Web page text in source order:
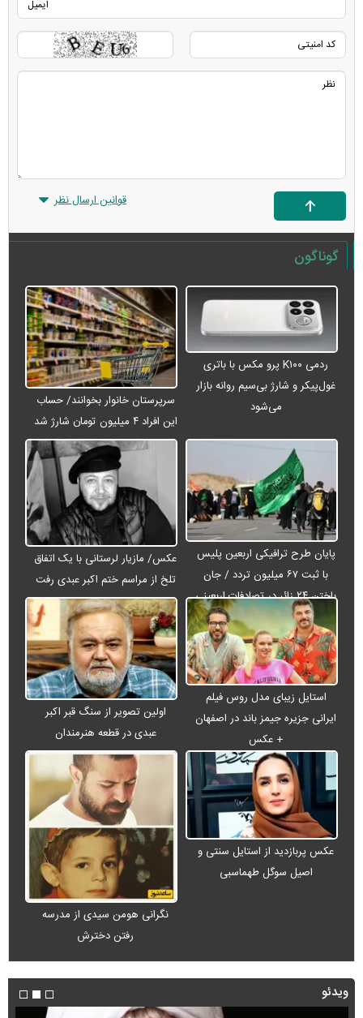
قوانین ارسال نظر
گوناگون
ردمی K۱۰۰ پرو مکس با باتری
غول‌پیکر و شارژ بی‌سیم روانه بازار
می‌شود
سرپرستان خانوار بخوانند/ حساب
این افراد ۴ میلیون تومان شارژ شد
پایان طرح ترافیکی اربعین پلیس
با ثبت ۶۷ میلیون تردد / جان
باختن ۲۴ زائر در تصادفات اربعینی
عکس/ مازیار لرستانی با یک اتفاق
تلخ از مراسم ختم اکبر عبدی رفت
استایل زیبای مدل روس فیلم
ایرانی جزیره جیمز باند در اصفهان
+ عکس
اولین تصویر از سنگ قبر اکبر
عبدی در قطعه هنرمندان
عکس پربازدید از استایل سنتی و
اصیل سوگل طهماسبی
نگرانی هومن سیدی از مدرسه
رفتن دخترش
ویدئو